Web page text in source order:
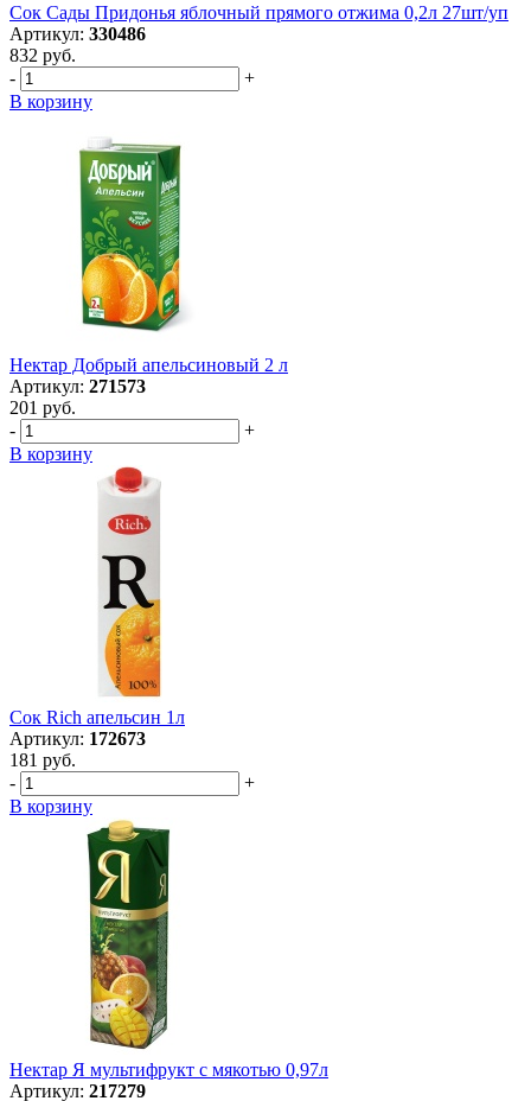
Сок Сады Придонья яблочный прямого отжима 0,2л 27шт/уп
Артикул: 330486
832 руб.
-
+
В корзину
Нектар Добрый апельсиновый 2 л
Артикул: 271573
201 руб.
-
+
В корзину
Сок Rich апельсин 1л
Артикул: 172673
181 руб.
-
+
В корзину
Нектар Я мультифрукт с мякотью 0,97л
Артикул: 217279